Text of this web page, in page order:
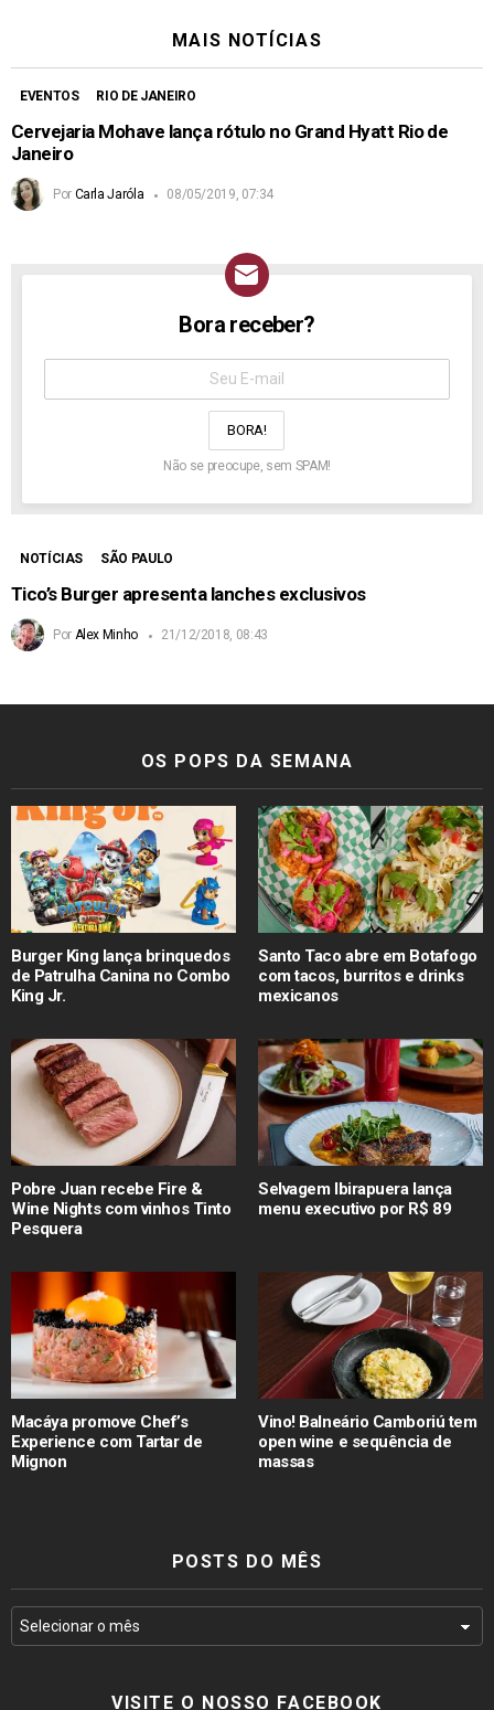
MAIS NOTÍCIAS
EVENTOS RIO DE JANEIRO
Cervejaria Mohave lança rótulo no Grand Hyatt Rio de
Janeiro
Por Carla Jaróla 08/05/2019, 07:34
Bora receber?
Não se preocupe, sem SPAM!
NOTÍCIAS SÃO PAULO
Tico’s Burger apresenta lanches exclusivos
Por Alex Minho 21/12/2018, 08:43
OS POPS DA SEMANA
Burger King lança brinquedos
de Patrulha Canina no Combo
King Jr.
Santo Taco abre em Botafogo
com tacos, burritos e drinks
mexicanos
Pobre Juan recebe Fire &
Wine Nights com vinhos Tinto
Pesquera
Selvagem Ibirapuera lança
menu executivo por R$ 89
Macáya promove Chef’s
Experience com Tartar de
Mignon
Vino! Balneário Camboriú tem
open wine e sequência de
massas
POSTS DO MÊS
VISITE O NOSSO FACEBOOK